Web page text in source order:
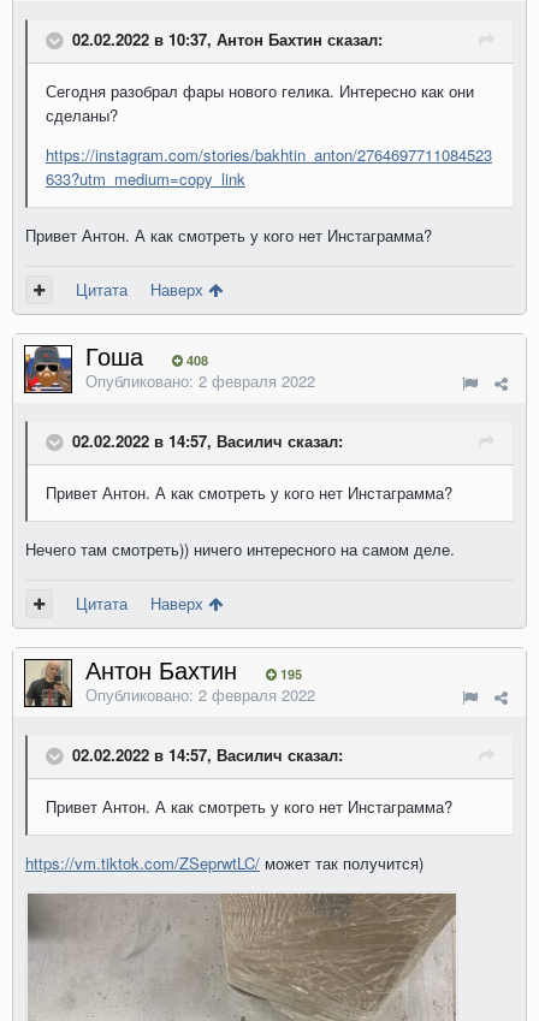
02.02.2022 в 10:37, Антон Бахтин сказал:
Сегодня разобрал фары нового гелика. Интересно как они
сделаны?
https://instagram.com/stories/bakhtin_anton/2764697711084523
633?utm_medium=copy_link
Привет Антон. А как смотреть у кого нет Инстаграмма?
Цитата Наверх
Гоша 408
Опубликовано: 2 февраля 2022
02.02.2022 в 14:57, Василич сказал:
Привет Антон. А как смотреть у кого нет Инстаграмма?
Нечего там смотреть)) ничего интересного на самом деле.
Цитата Наверх
Антон Бахтин 195
Опубликовано: 2 февраля 2022
02.02.2022 в 14:57, Василич сказал:
Привет Антон. А как смотреть у кого нет Инстаграмма?
https://vm.tiktok.com/ZSeprwtLC/ может так получится)